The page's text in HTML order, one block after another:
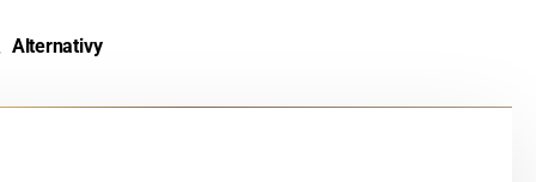
Alternativy